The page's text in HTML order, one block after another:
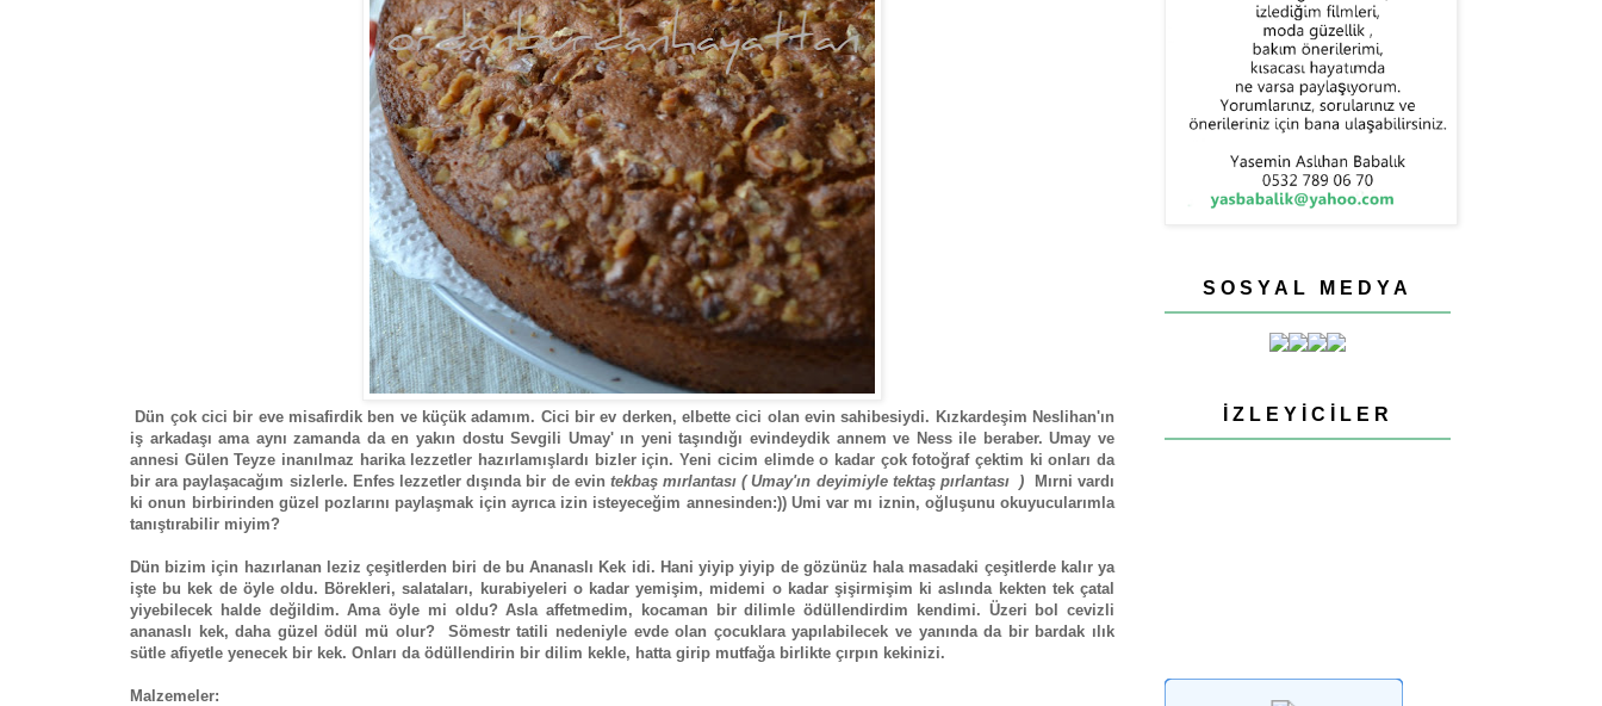
Dün çok cici bir eve misafirdik ben ve küçük adamım. Cici bir ev derken, elbette cici olan evin sahibesiydi. Kızkardeşim Neslihan'ın
iş arkadaşı ama aynı zamanda da en yakın dostu Sevgili Umay' ın yeni taşındığı evindeydik annem ve Ness ile beraber. Umay ve
annesi Gülen Teyze inanılmaz harika lezzetler hazırlamışlardı bizler için. Yeni cicim elimde o kadar çok fotoğraf çektim ki onları da
bir ara paylaşacağım sizlerle. Enfes lezzetler dışında bir de evin tekbaş mırlantası ( Umay'ın deyimiyle tektaş pırlantası ) Mırni vardı
ki onun birbirinden güzel pozlarını paylaşmak için ayrıca izin isteyeceğim annesinden:)) Umi var mı iznin, oğluşunu okuyucularımla
tanıştırabilir miyim?
Dün bizim için hazırlanan leziz çeşitlerden biri de bu Ananaslı Kek idi. Hani yiyip yiyip de gözünüz hala masadaki çeşitlerde kalır ya
işte bu kek de öyle oldu. Börekleri, salataları, kurabiyeleri o kadar yemişim, midemi o kadar şişirmişim ki aslında kekten tek çatal
yiyebilecek halde değildim. Ama öyle mi oldu? Asla affetmedim, kocaman bir dilimle ödüllendirdim kendimi. Üzeri bol cevizli
ananaslı kek, daha güzel ödül mü olur? Sömestr tatili nedeniyle evde olan çocuklara yapılabilecek ve yanında da bir bardak ılık
sütle afiyetle yenecek bir kek. Onları da ödüllendirin bir dilim kekle, hatta girip mutfağa birlikte çırpın kekinizi.
Malzemeler:
SOSYAL MEDYA
İZLEYICILER